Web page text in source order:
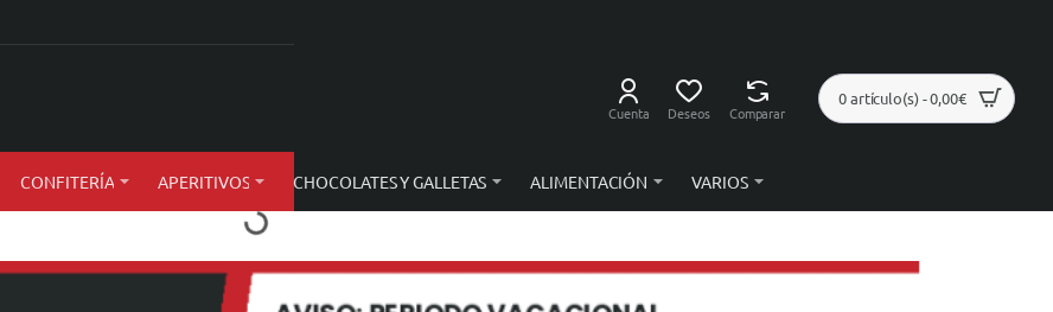
Cuenta Deseos Comparar
0 artículo(s) - 0,00€
CONFITERÍA APERITIVOS CHOCOLATES Y GALLETAS ALIMENTACIÓN VARIOS